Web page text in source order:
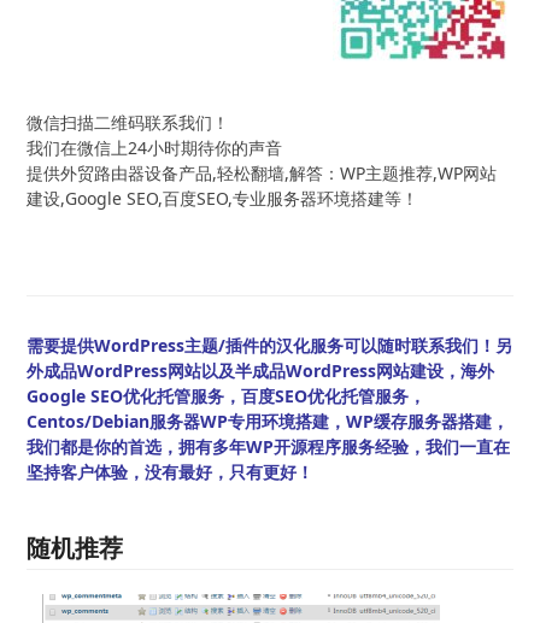
微信扫描二维码联系我们！
我们在微信上24小时期待你的声音
提供外贸路由器设备产品,轻松翻墙,解答：WP主题推荐,WP网站
建设,Google SEO,百度SEO,专业服务器环境搭建等！
需要提供WordPress主题/插件的汉化服务可以随时联系我们！另
外成品WordPress网站以及半成品WordPress网站建设，海外
Google SEO优化托管服务，百度SEO优化托管服务，
Centos/Debian服务器WP专用环境搭建，WP缓存服务器搭建，
我们都是你的首选，拥有多年WP开源程序服务经验，我们一直在
坚持客户体验，没有最好，只有更好！
随机推荐